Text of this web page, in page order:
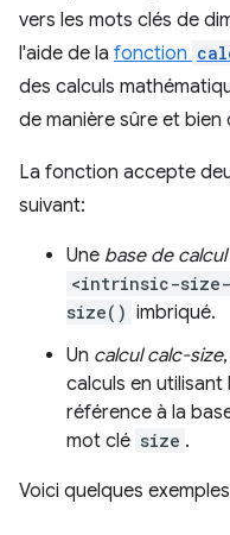
vers les mots clés de
l'aide de la fonction
des calculs
de manière sûre et bien
La fonction accepte
suivant:
Une base de
<intrinsic-size-
size() imbriqué.
Un calcul calc-size
calculs en
référence à la
mot clé size .
Voici quelques